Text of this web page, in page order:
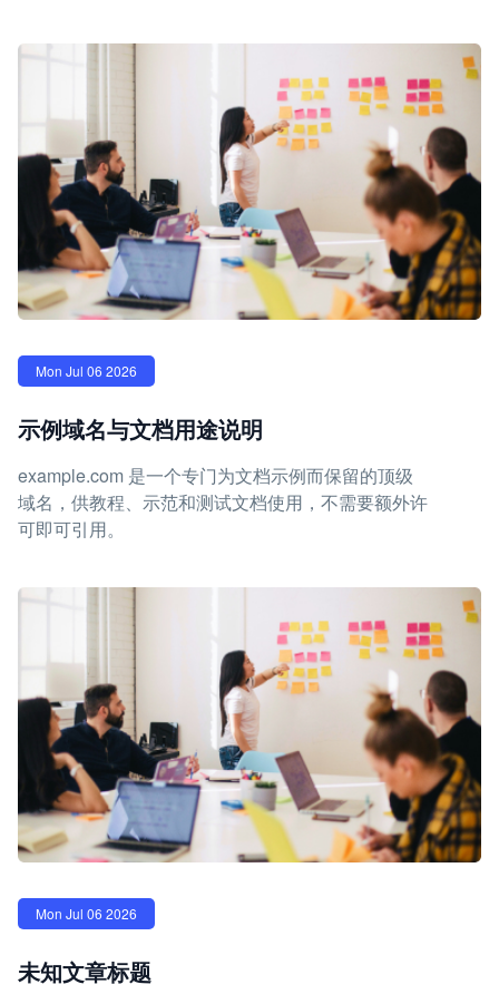
Mon Jul 06 2026
示例域名与文档用途说明
example.com 是一个专门为文档示例而保留的顶级
域名，供教程、示范和测试文档使用，不需要额外许
可即可引用。
Mon Jul 06 2026
未知文章标题